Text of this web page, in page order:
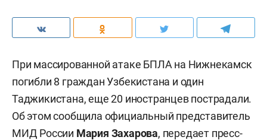
При массированной атаке БПЛА на Нижнекамск
погибли 8 граждан Узбекистана и один
Таджикистана, еще 20 иностранцев пострадали.
Об этом сообщила официальный представитель
МИД России Мария Захарова, передает пресс-